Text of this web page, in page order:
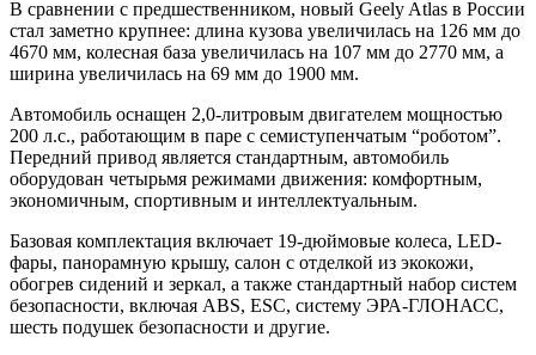
В сравнении с предшественником, новый Geely Atlas в России
стал заметно крупнее: длина кузова увеличилась на 126 мм до
4670 мм, колесная база увеличилась на 107 мм до 2770 мм, а
ширина увеличилась на 69 мм до 1900 мм.
Автомобиль оснащен 2,0-литровым двигателем мощностью
200 л.с., работающим в паре с семиступенчатым “роботом”.
Передний привод является стандартным, автомобиль
оборудован четырьмя режимами движения: комфортным,
экономичным, спортивным и интеллектуальным.
Базовая комплектация включает 19-дюймовые колеса, LED-
фары, панорамную крышу, салон с отделкой из экокожи,
обогрев сидений и зеркал, а также стандартный набор систем
безопасности, включая ABS, ESC, систему ЭРА-ГЛОНАСС,
шесть подушек безопасности и другие.